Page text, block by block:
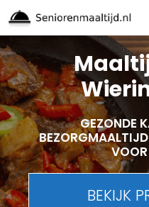
Spring
naar
inhoud
GEZONDE
VOOR
BEKIJK